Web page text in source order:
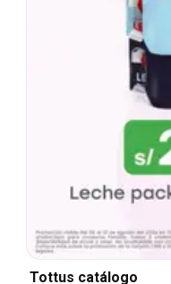
Tottus catálogo